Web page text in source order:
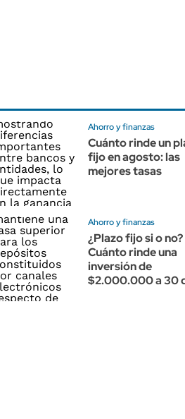
Ahorro y finanzas
Cuánto rinde un
fijo en agosto: las
mejores tasas
Ahorro y finanzas
¿Plazo fijo si o no?
Cuánto rinde una
inversión de
$2.000.000 a 30